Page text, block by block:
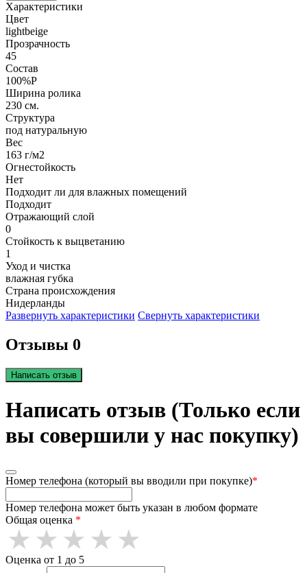
Характеристики
Цвет
lightbeige
Прозрачность
45
Состав
100%P
Ширина ролика
230 см.
Структура
под натуральную
Вес
163 г/м2
Огнестойкость
Нет
Подходит ли для влажных помещений
Подходит
Отражающий слой
0
Стойкость к выцветанию
1
Уход и чистка
влажная губка
Страна происхождения
Нидерланды
Развернуть характеристики Свернуть характеристики
Отзывы 0
Написать отзыв
Написать отзыв (Только если
вы совершили у нас покупку)
Номер телефона (который вы вводили при покупке)*
Номер телефона может быть указан в любом формате
Общая оценка *
Оценка от 1 до 5